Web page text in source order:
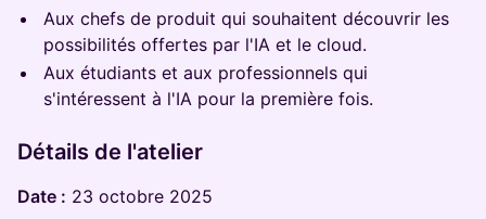
Aux chefs de produit qui souhaitent découvrir les
possibilités offertes par l'IA et le cloud.
Aux étudiants et aux professionnels qui
s'intéressent à l'IA pour la première fois.
Détails de l'atelier
Date : 23 octobre 2025